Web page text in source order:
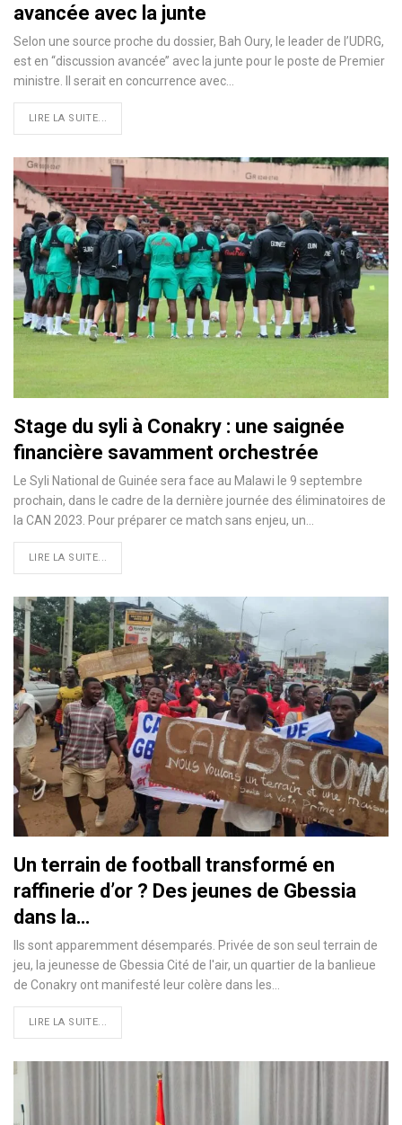
avancée avec la junte
Selon une source proche du dossier, Bah Oury, le leader de l’UDRG,
est en ‘‘discussion avancée’’ avec la junte pour le poste de Premier
ministre. Il serait en concurrence avec…
LIRE LA SUITE...
Stage du syli à Conakry : une saignée
financière savamment orchestrée
Le Syli National de Guinée sera face au Malawi le 9 septembre
prochain, dans le cadre de la dernière journée des éliminatoires de
la CAN 2023. Pour préparer ce match sans enjeu, un…
LIRE LA SUITE...
Un terrain de football transformé en
raffinerie d’or ? Des jeunes de Gbessia
dans la…
Ils sont apparemment désemparés. Privée de son seul terrain de
jeu, la jeunesse de Gbessia Cité de l'air, un quartier de la banlieue
de Conakry ont manifesté leur colère dans les…
LIRE LA SUITE...